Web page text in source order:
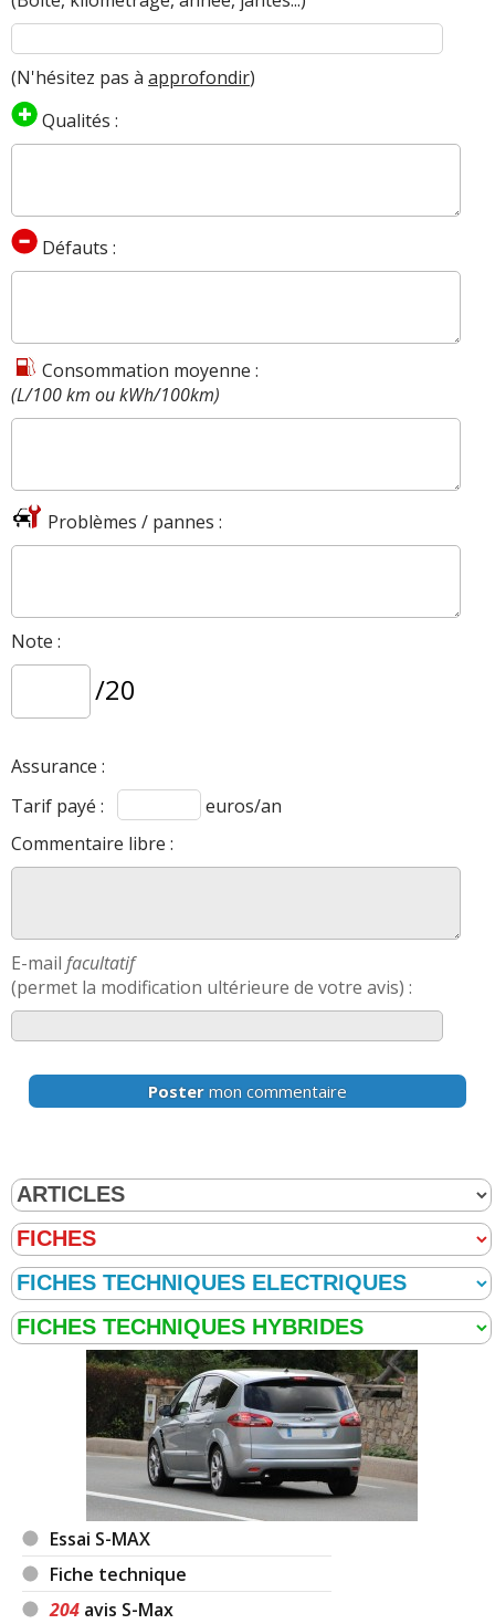
(N'hésitez pas à approfondir)
Qualités :
Défauts :
Consommation moyenne :
(L/100 km ou kWh/100km)
Problèmes / pannes :
Note :
/20
Assurance :
Tarif payé :
euros/an
Commentaire libre :
E-mail facultatif
(permet la modification ultérieure de votre avis) :
Poster mon commentaire
Essai S-MAX
Fiche technique
204 avis S-Max